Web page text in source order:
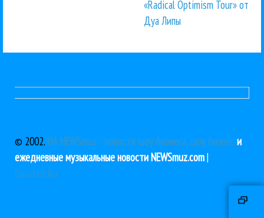
«Radical Optimism Tour» от
Дуа Липы
© 2002. ИА NEWSmuz - новости шоу бизнеса, шоу бизнеси
ежедневные музыкальные новости NEWSmuz.com|
Guruken.Ru